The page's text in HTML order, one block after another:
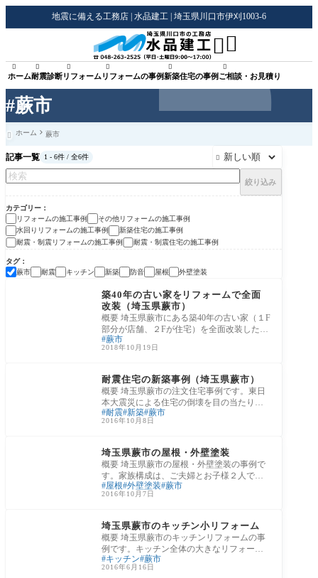
#蕨市
地震に備える工務店 | 水品建工 | 埼玉県川口市伊刈1003-6

ホーム

耐震診断

リフォーム

リフォームの事例

新築住宅の事例

ご相談・お見積り

 ホーム 蕨市
記事一覧 1 - 6件 / 全6件 
絞り込み
カテゴリー
リフォームの施工事例
その他リフォームの施工事例
水回りリフォームの施工事例
新築住宅の施工事例
耐震・制震リフォームの施工事例
耐震・制震住宅の施工事例
タグ
蕨市
耐震 キッチン 新築 防音 屋根 外壁塗装
リフォームの施工事例
築40年の古い家をリフォームで全面
改装（埼玉県蕨市）
概要 埼玉県蕨市にある築40年の古い家（１F
部分が店舗、２Fが住宅）を全面改装した事
例です。同居する娘さんが両親のために、
リフ
蕨市
2018年10月19日
耐震住宅の新築事例（埼玉県蕨市）
概要 埼玉県蕨市の注文住宅事例です。東日
本大震災による住宅の倒壊を目の当たりに
し、施主様が耐震性に優れた注文住宅を希
望さ
耐震 新築 蕨市
2016年10月8日
埼玉県蕨市の屋根・外壁塗装
概要 埼玉県蕨市の屋根・外壁塗装の事例で
す。家族構成は、ご夫婦とお子様２人で
す。外壁の汚れが目立ってきたことと、経
年劣化
屋根 外壁塗装 蕨市
2016年10月7日
埼玉県蕨市のキッチン小リフォーム
概要 埼玉県蕨市のキッチンリフォームの事
例です。キッチン全体の大きなリフォーム
ではなく、キッチンのガスコンロの交換を
行っ
キッチン 蕨市
2016年6月16日